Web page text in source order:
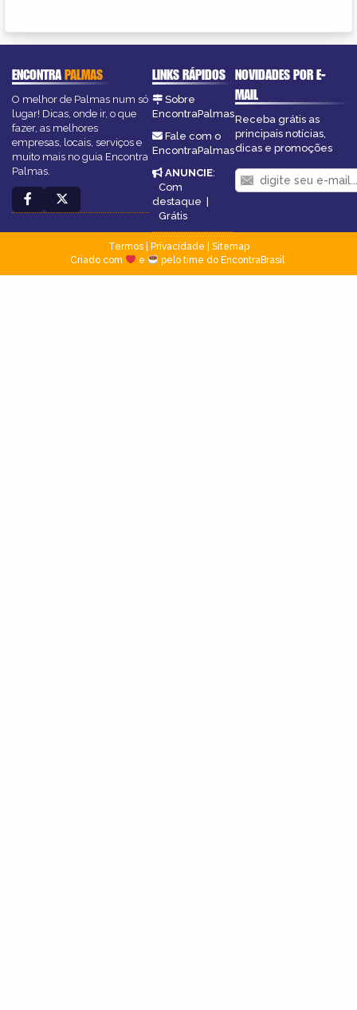
ENCONTRAPALMAS
O melhor de Palmas num só
lugar! Dicas, onde ir, o que
fazer, as melhores
empresas, locais, serviços e
muito mais no guia Encontra
Palmas.
LINKS RÁPIDOS
Sobre
EncontraPalmas
Fale com o
EncontraPalmas
ANUNCIE:
Com
destaque |
Grátis
NOVIDADES POR E-
MAIL
Receba grátis as
principais notícias,
dicas e promoções
Termos| Privacidade
Sitemap
Criado com
e pelo time do EncontraBrasil